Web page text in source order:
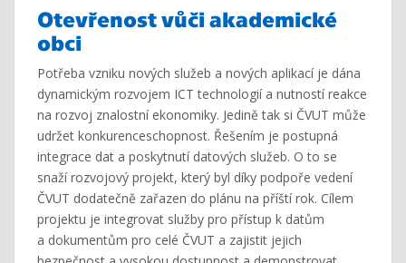
Otevřenost vůči akademické
obci
Potřeba vzniku nových služeb a nových aplikací je dána
dynamickým rozvojem ICT technologií a nutností reakce
na rozvoj znalostní ekonomiky. Jedině tak si ČVUT může
udržet konkurenceschopnost. Řešením je postupná
integrace dat a poskytnutí datových služeb. O to se
snaží rozvojový projekt, který byl díky podpoře vedení
ČVUT dodatečně zařazen do plánu na příští rok. Cílem
projektu je integrovat služby pro přístup k datům
a dokumentům pro celé ČVUT a zajistit jejich